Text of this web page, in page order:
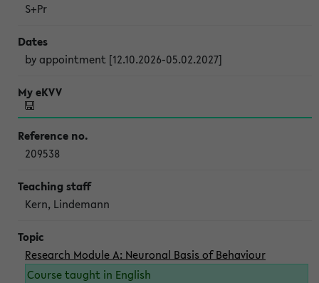
S+Pr
by appointment [12.10.2026-05.02.2027]
209538
Kern, Lindemann
Research Module A: Neuronal Basis of Behaviour
Course taught in English